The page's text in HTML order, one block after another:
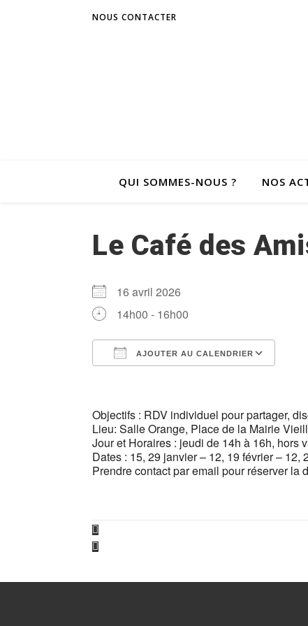
NOUS CONTACTER
QUI SOMMES-NOUS ? NOS
Le Café des
16 avril 2026
14h00 - 16h00
AJOUTER AU CALENDRIER
Objectifs : RDV individuel pour partager,
Lieu: Salle Orange, Place de la Mairie
Jour et Horaires : jeudi de 14h à 16h, hors
Dates : 15, 29 janvier – 12, 19 février – 12,
Prendre contact par email pour réserver la